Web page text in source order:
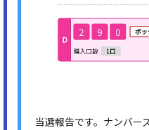
当選報告です。ナンバー